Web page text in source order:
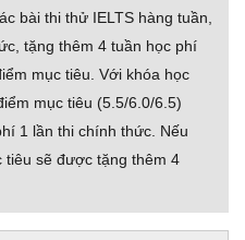
bài thi thử IELTS hàng tuần,
tặng thêm 4 tuần học phí
mục tiêu. Với khóa học
mục tiêu (5.5/6.0/6.5)
1 lần thi chính thức. Nếu
tiêu sẽ được tặng thêm 4